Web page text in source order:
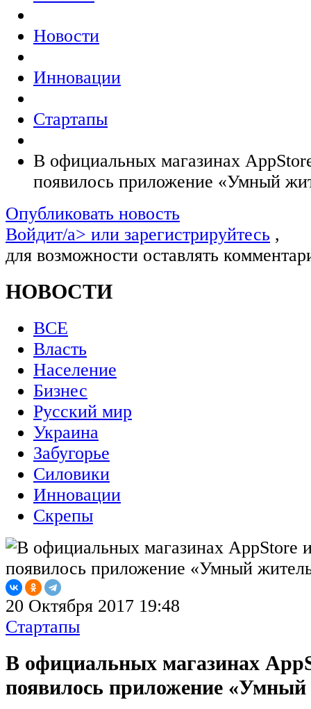
Новости
Инновации
Стартапы
В официальных магазинах
появилось приложение «Умный
Опубликовать новость
Войдит/a> или зарегистрируйтесь ,
для возможности оставлять
НОВОСТИ
ВСЕ
Власть
Население
Бизнес
Русский мир
Украина
Забугорье
Силовики
Инновации
Скрепы
20 Октября 2017 19:48
Стартапы
В официальных магазинах
появилось приложение